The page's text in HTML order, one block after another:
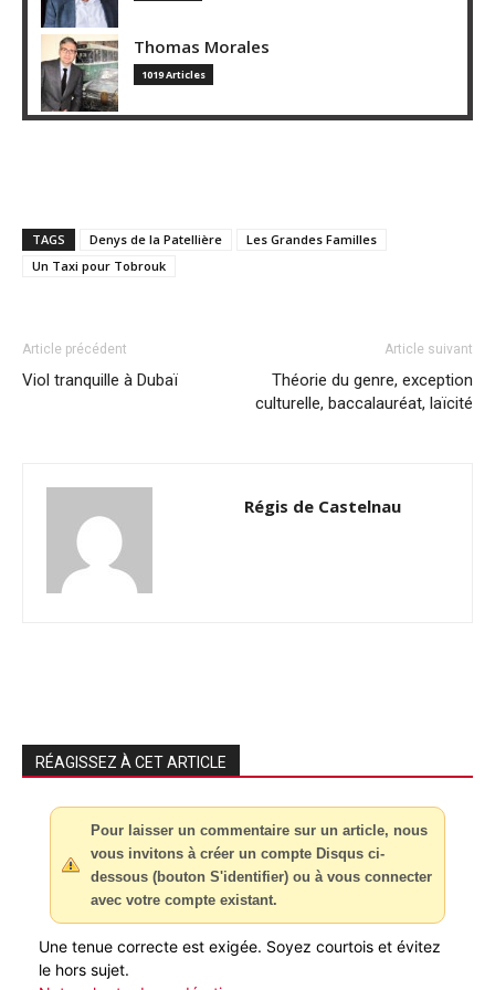
Thomas Morales
1019 Articles
TAGS Denys de la Patellière
Les Grandes Familles
Un Taxi pour Tobrouk
Article précédent
Viol tranquille à Dubaï
Article suivant
Théorie du genre, exception
culturelle, baccalauréat, laïcité
Régis de Castelnau
RÉAGISSEZ À CET ARTICLE
Pour laisser un commentaire sur un article, nous
vous invitons à créer un compte Disqus ci-
dessous (bouton S'identifier) ou à vous connecter
avec votre compte existant.
Une tenue correcte est exigée. Soyez courtois et évitez
le hors sujet.